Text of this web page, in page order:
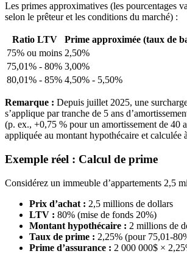
Les primes approximatives (les pourcentages
selon le prêteur et les conditions du marché) :
Ratio LTV
Prime approximée (taux de
75% ou moins 2,50%
75,01% - 80% 3,00%
80,01% - 85% 4,50% - 5,50%
Remarque : Depuis juillet 2025, une
s’applique par tranche de 5 ans
(p. ex., +0,75 % pour un amortissement de 40
appliquée au montant hypothécaire et calculée
Exemple réel : Calcul de prime
Considérez un immeuble d’appartements 2,5
Prix d’achat : 2,5 millions de dollars
LTV : 80% (mise de fonds 20%)
Montant hypothécaire : 2 millions de
Taux de prime : 2,25% (pour 75,01-
Prime d’assurance : 2 000 000$ ×